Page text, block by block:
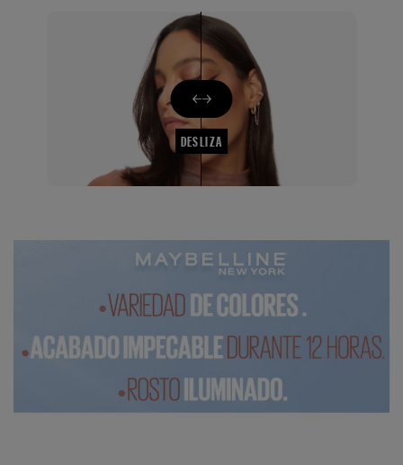
DESLIZA